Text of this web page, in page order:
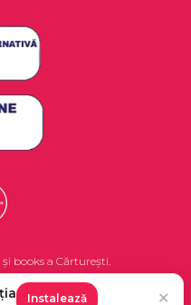
books a Cărturești.
Instalează ✕